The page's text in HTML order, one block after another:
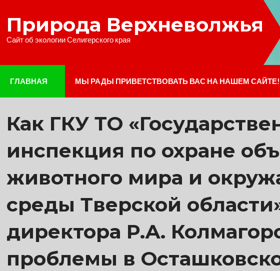
Природа Верхневолжья
Сайт об экологии Селигерского края
ГЛАВНАЯ МЫ РАДЫ ПРИВЕТСТВОВАТЬ ВАС НА НАШЕМ САЙТЕ!
Как ГКУ ТО
инспекция по охране
животного мира и
среды Тверской
директора Р.А.
проблемы в